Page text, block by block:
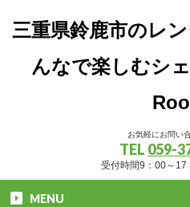
三重県鈴鹿市のレ
んなで楽しむシ
お気軽にお問い
TEL 059-
受付時間9：00～
MENU